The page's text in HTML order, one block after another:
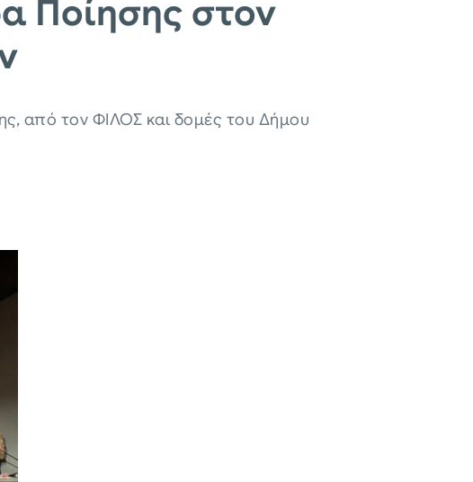
Ποίησης στον
από τον ΦΙΛΟΣ και δομές του Δήμου